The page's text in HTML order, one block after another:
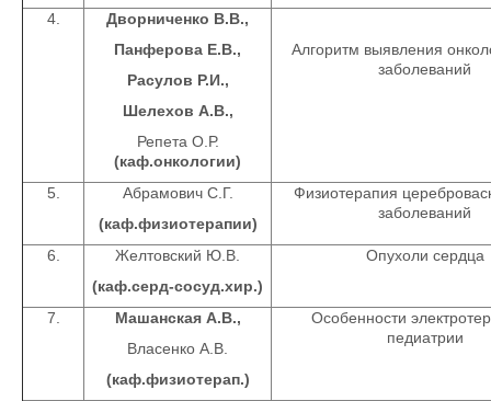
4.
Дворниченко В.В.,
Панферова Е.В.,
Расулов Р.И.,
Шелехов А.В.,
Репета О.Р.
(каф.онкологии)
Алгоритм выявления
заболеваний
5.
Абрамович С.Г.
(каф.физиотерапии)
Физиотерапия
заболеваний
6.
Желтовский Ю.В.
(каф.серд-сосуд.хир.)
Опухоли сердца
7.
Машанская А.В.,
Власенко А.В.
(каф.физиотерап.)
Особенности
педиатрии